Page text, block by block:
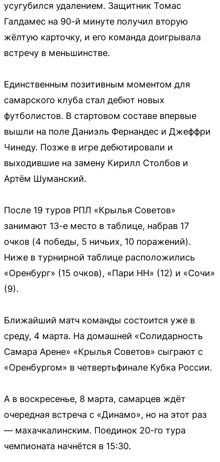
усугубился удалением. Защитник Томас
Галдамес на 90-й минуте получил вторую
жёлтую карточку, и его команда доигрывала
встречу в меньшинстве.
Единственным позитивным моментом для
самарского клуба стал дебют новых
футболистов. В стартовом составе впервые
вышли на поле Даниэль Фернандес и Джеффри
Чинеду. Позже в игре дебютировали и
выходившие на замену Кирилл Столбов и
Артём Шуманский.
После 19 туров РПЛ «Крылья Советов»
занимают 13-е место в таблице, набрав 17
очков (4 победы, 5 ничьих, 10 поражений).
Ниже в турнирной таблице расположились
«Оренбург» (15 очков), «Пари НН» (12) и «Сочи»
(9).
Ближайший матч команды состоится уже в
среду, 4 марта. На домашней «Солидарность
Самара Арене» «Крылья Советов» сыграют с
«Оренбургом» в четвертьфинале Кубка России.
А в воскресенье, 8 марта, самарцев ждёт
очередная встреча с «Динамо», но на этот раз
— махачкалинским. Поединок 20-го тура
чемпионата начнётся в 15:30.